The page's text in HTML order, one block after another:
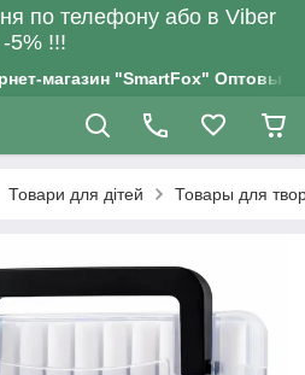
по телефону або в Viber
-5% !!!
магазин "SmartFox" Оптовым
Товари для дітей Товары для